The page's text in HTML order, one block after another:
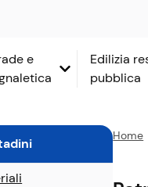
e
Edilizia
pubblica
P
Home